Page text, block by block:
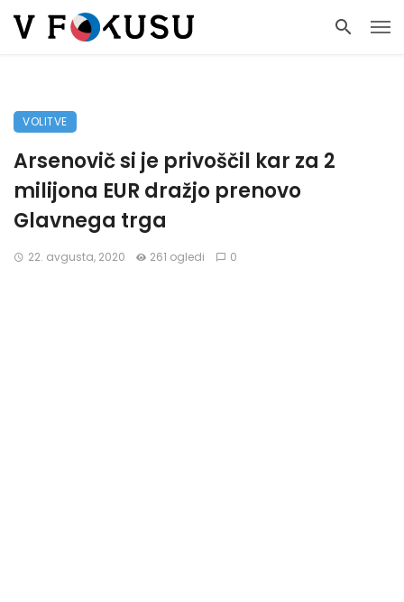
VOLITVE
Arsenovič si je privoščil kar za 2
milijona EUR dražjo prenovo
Glavnega trga
22. avgusta, 2020 261 ogledi 0